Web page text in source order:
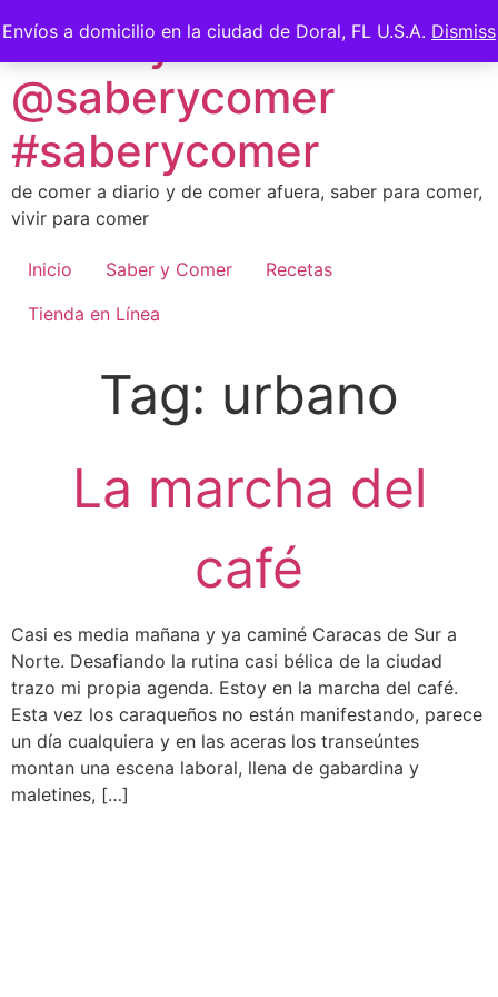
Envíos a domicilio en la ciudad de Doral, FL U.S.A. Dismiss
to
content
Saber y Comer -
@saberycomer
#saberycomer
de comer a diario y de comer afuera, saber para comer,
vivir para comer
Inicio Saber y Comer
Recetas
Tienda en Línea
Tag: urbano
La marcha del
café
Casi es media mañana y ya caminé Caracas de Sur a
Norte. Desafiando la rutina casi bélica de la ciudad
trazo mi propia agenda. Estoy en la marcha del café.
Esta vez los caraqueños no están manifestando, parece
un día cualquiera y en las aceras los transeúntes
montan una escena laboral, llena de gabardina y
maletines, […]